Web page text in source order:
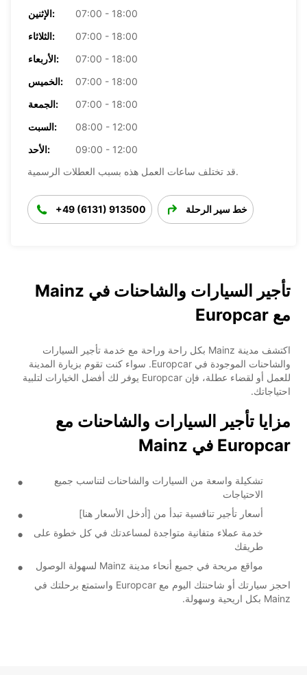
الإثنين:
07:00 - 18:00
الثلاثاء:
07:00 - 18:00
الأربعاء:
07:00 - 18:00
الخميس:
07:00 - 18:00
الجمعة:
07:00 - 18:00
السبت:
08:00 - 12:00
الأحد:
09:00 - 12:00
قد تختلف ساعات العمل هذه بسبب العطلات الرسمية.
+49 (6131) 913500 خط سير الرحلة
تأجير السيارات والشاحنات في Mainz
مع Europcar
اكتشف مدينة Mainz بكل راحة وراحة مع خدمة تأجير السيارات
والشاحنات الموجودة في Europcar. سواء كنت تقوم بزيارة المدينة
للعمل أو لقضاء عطلة، فإن Europcar يوفر لك أفضل الخيارات لتلبية
احتياجاتك.
مزايا تأجير السيارات والشاحنات مع
Europcar في Mainz
تشكيلة واسعة من السيارات والشاحنات لتناسب جميع
الاحتياجات
أسعار تأجير تنافسية تبدأ من [أدخل الأسعار هنا]
خدمة عملاء متفانية متواجدة لمساعدتك في كل خطوة على
طريقك
مواقع مريحة في جميع أنحاء مدينة Mainz لسهولة الوصول
احجز سيارتك أو شاحنتك اليوم مع Europcar واستمتع برحلتك في
Mainz بكل اريحية وسهولة.